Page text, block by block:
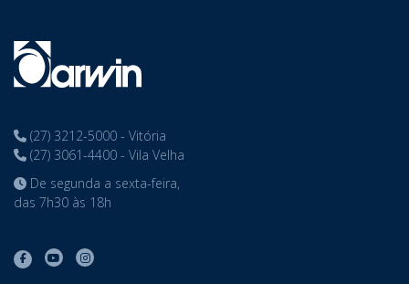
(27) 3212-5000 - Vitória
(27) 3061-4400 - Vila Velha
De segunda a sexta-feira,
das 7h30 às 18h